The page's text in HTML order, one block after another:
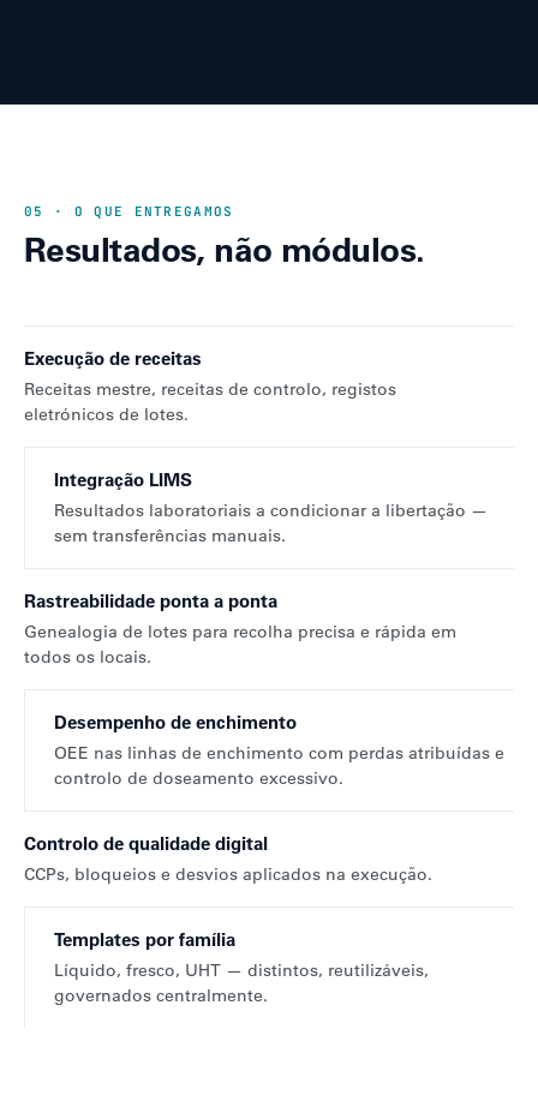
05 · O QUE ENTREGAMOS
Resultados, não módulos.
Execução de receitas
Receitas mestre, receitas de controlo, registos
eletrónicos de lotes.
Integração LIMS
Resultados laboratoriais a condicionar a libertação —
sem transferências manuais.
Rastreabilidade ponta a ponta
Genealogia de lotes para recolha precisa e rápida em
todos os locais.
Desempenho de enchimento
OEE nas linhas de enchimento com perdas atribuídas e
controlo de doseamento excessivo.
Controlo de qualidade digital
CCPs, bloqueios e desvios aplicados na execução.
Templates por família
Líquido, fresco, UHT — distintos, reutilizáveis,
governados centralmente.